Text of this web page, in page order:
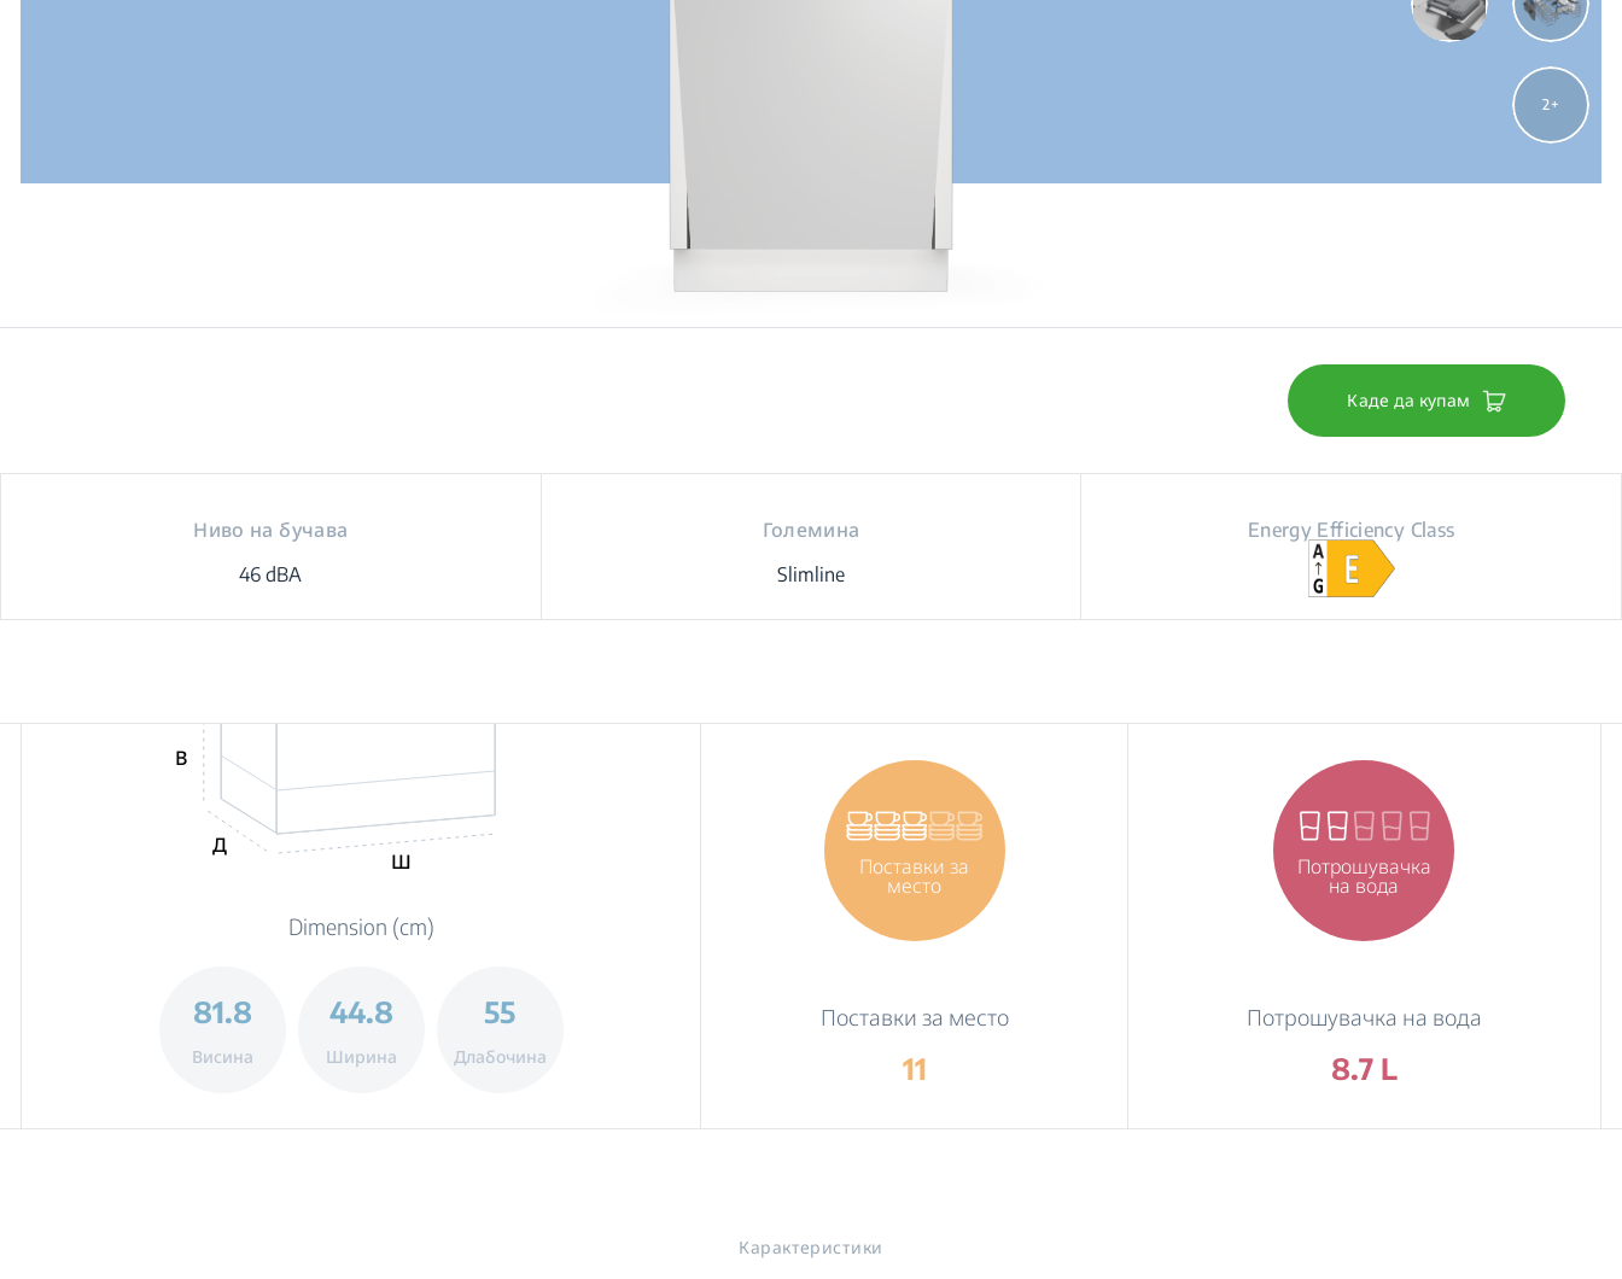
2
Каде да купам
Ниво на бучава
46 dBA
Големина
Slimline
Energy Efficiency Class
В
Д
Ш
Dimension (cm)
81.8
Висина
44.8
Ширина
55
Длабочина
Поставки за
место
Поставки за место
11
Потрошувачка
на вода
Потрошувачка на вода
8.7 L
Карактеристики